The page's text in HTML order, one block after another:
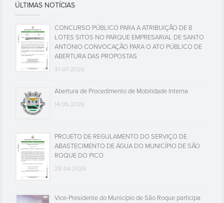
ÚLTIMAS NOTÍCIAS
CONCURSO PÚBLICO PARA A ATRIBUIÇÃO DE 8
LOTES SITOS NO PARQUE EMPRESARIAL DE SANTO
ANTÓNIO CONVOCAÇÃO PARA O ATO PÚBLICO DE
ABERTURA DAS PROPOSTAS
31-07-2026
Abertura de Procedimento de Mobilidade Interna
14-05-2026
PROJETO DE REGULAMENTO DO SERVIÇO DE
ABASTECIMENTO DE ÁGUA DO MUNICÍPIO DE SÃO
ROQUE DO PICO
28-04-2026
Vice-Presidente do Município de São Roque participa